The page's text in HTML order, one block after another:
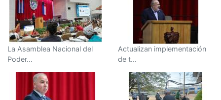
La Asamblea Nacional del
Poder...
Actualizan implementación
de t...